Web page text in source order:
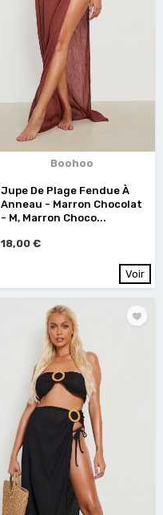
Boohoo
Jupe De Plage Fendue À
Anneau - Marron Chocolat
- M, Marron Choco...
18,00 €
Voir